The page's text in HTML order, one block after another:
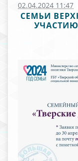
02.04.2024 11:47
СЕМЬИ
УЧАСТИЮ